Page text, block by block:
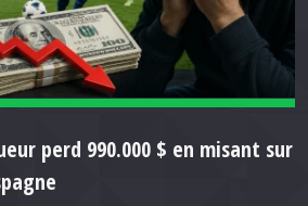
perd 990.000 $ en misant sur